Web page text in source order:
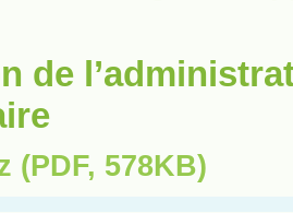
de
(PDF, 578KB)